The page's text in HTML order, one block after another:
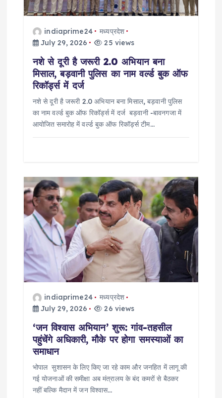
o
indiaprime24
मध्यप्रदेश
July 29, 2026
25 views
नशे से दूरी है जरूरी 2.0 अभियान बना
मिसाल, बड़वानी पुलिस का नाम वर्ल्ड बुक ऑफ
रिकॉर्ड्स में दर्ज
नशे से दूरी है जरूरी 2.0 अभियान बना मिसाल, बड़वानी पुलिस
का नाम वर्ल्ड बुक ऑफ रिकॉर्ड्स में दर्ज बड़वानी -बावनगजा में
आयोजित समारोह में वर्ल्ड बुक ऑफ रिकॉर्ड्स टीम…
indiaprime24
मध्यप्रदेश
July 29, 2026
26 views
‘जन विश्वास अभियान’ शुरू: गांव-तहसील
पहुंचेंगे अधिकारी, मौके पर होगा समस्याओं का
समाधान
भोपाल सुशासन के लिए किए जा रहे काम और जनहित में लागू की
गई योजनाओं की समीक्षा अब मंत्रालय के बंद कमरों से बैठकर
नहीं बल्कि मैदान में जन विश्वास…